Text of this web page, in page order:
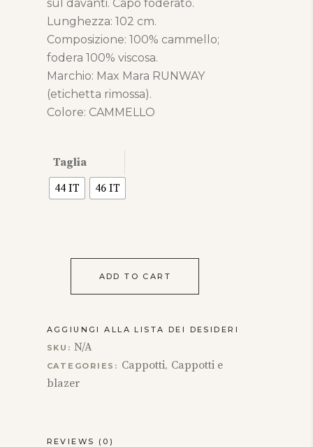
sul davanti. Capo foderato.
Lunghezza: 102 cm.
Composizione: 100% cammello;
fodera 100% viscosa.
Marchio: Max Mara RUNWAY
(etichetta rimossa).
Colore: CAMMELLO
Taglia
44 IT
46 IT
ADD TO CART
AGGIUNGI ALLA LISTA DEI DESIDERI
SKU:N/A
CATEGORIES: Cappotti, Cappotti e
blazer
REVIEWS (0)